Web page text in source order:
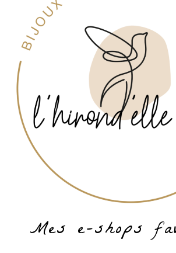
Mes e-shops